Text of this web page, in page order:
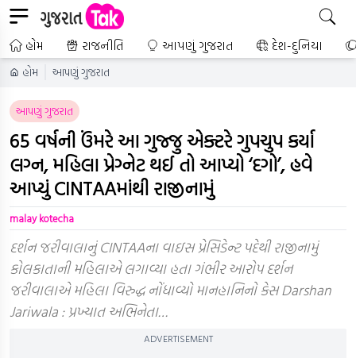
હોમ રાજનીતિ આપણું ગુજરાત દેશ-દુનિયા
હોમ આપણું ગુજરાત
આપણું ગુજરાત
65 વર્ષની ઉંમરે આ ગુજ્જુ એક્ટરે ગુપચુપ કર્યા
લગ્ન, મહિલા પ્રેગ્નેટ થઈ તો આપ્યો ‘દગો’, હવે
આપ્યું CINTAAમાંથી રાજીનામું
malay kotecha
દર્શન જરીવાલાનું CINTAAના વાઇસ પ્રેસિડેન્ટ પદેથી રાજીનામું
કોલકાતાની મહિલાએ લગાવ્યા હતા ગંભીર આરોપ દર્શન
જરીવાલાએ મહિલા વિરુદ્ધ નોંધાવ્યો માનહાનિનો કેસ Darshan
Jariwala : પ્રખ્યાત અભિનેતા…
ADVERTISEMENT